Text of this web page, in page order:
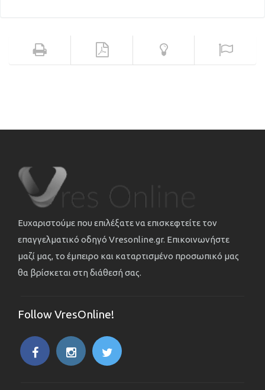
Ευχαριστούμε που επιλέξατε να επισκεφτείτε τον
επαγγελματικό οδηγό Vresonline.gr. Επικοινωνήστε
μαζί μας, το έμπειρο και καταρτισμένο προσωπικό μας
θα βρίσκεται στη διάθεσή σας.
Follow VresOnline!